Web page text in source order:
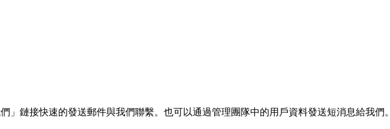
」鏈接快速的發送郵件與我們聯繫。也可以通過管理團隊中的用戶資料發送短消息給我們。